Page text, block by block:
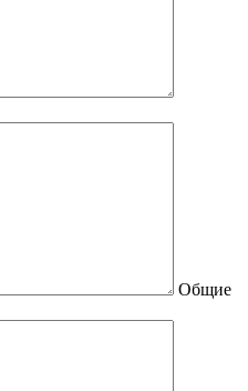
Общие